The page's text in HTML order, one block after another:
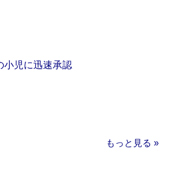
小児に迅速承認
もっと見る »